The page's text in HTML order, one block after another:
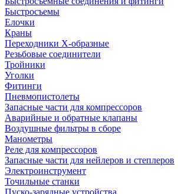
Быстросъемы
Елочки
Краны
Переходники Х-образные
Резьбовые соединители
Тройники
Уголки
Фитинги
Пневмопистолеты
Запасные части для компрессоров
Аварийные и обратные клапаны
Воздушные фильтры в сборе
Манометры
Реле для компрессоров
Запасные части для нейлеров и степлеров
Электроинструмент
Точильные станки
Пуско-зарядные устройства